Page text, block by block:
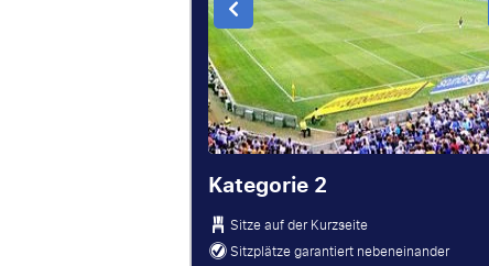
Kategorie 2
Sitze auf der Kurzseite
Sitzplätze garantiert nebeneinander